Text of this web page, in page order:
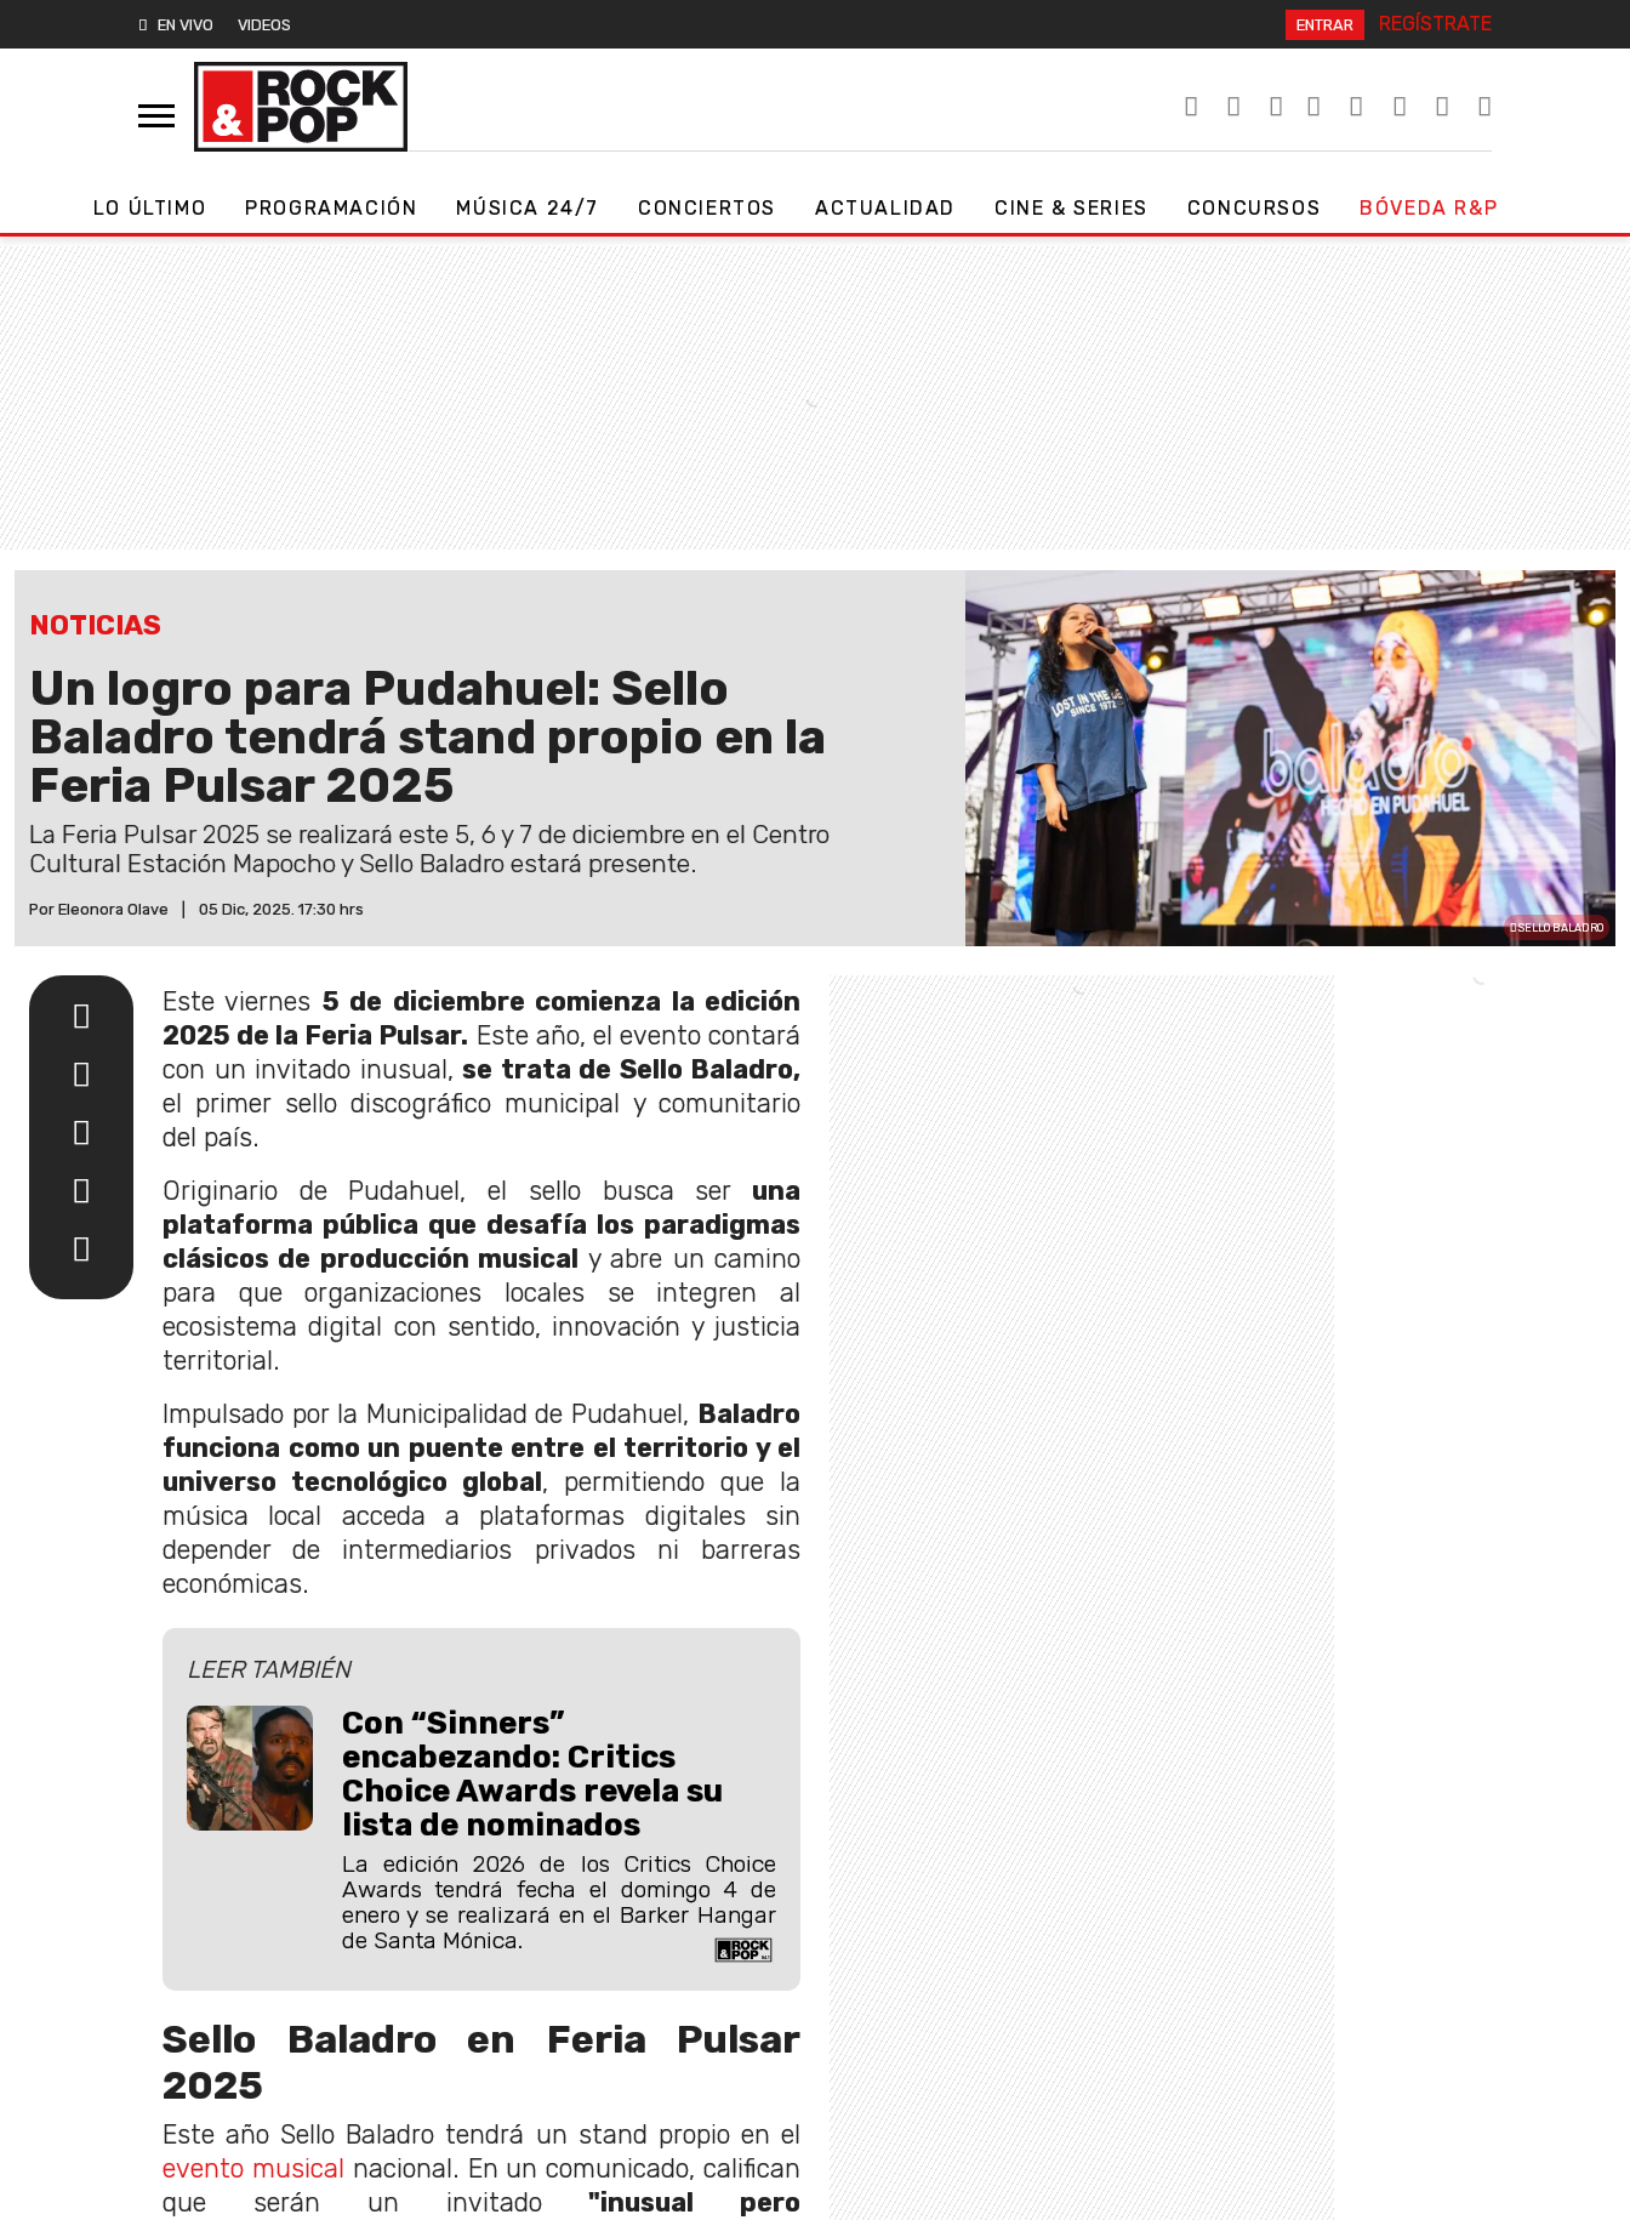
EN VIVO VIDEOS ENTRAR REGÍSTRATE
LO ÚLTIMO PROGRAMACIÓN MÚSICA 24/7 CONCIERTOS ACTUALIDAD CINE & SERIES CONCURSOS BÓVEDA R&P
NOTICIAS
Un logro para Pudahuel: Sello
Baladro tendrá stand propio en la
Feria Pulsar 2025
La Feria Pulsar 2025 se realizará este 5, 6 y 7 de diciembre en el Centro
Cultural Estación Mapocho y Sello Baladro estará presente.
Por Eleonora Olave 05 Dic, 2025. 17:30 hrs
SELLO BALADRO
Este viernes 5 de diciembre comienza la edición
2025 de la Feria Pulsar. Este año, el evento contará
con un invitado inusual, se trata de Sello Baladro,
el primer sello discográfico municipal y comunitario
del país.
Originario de Pudahuel, el sello busca ser una
plataforma pública que desafía los paradigmas
clásicos de producción musical y abre un camino
para que organizaciones locales se integren al
ecosistema digital con sentido, innovación y justicia
territorial.
Impulsado por la Municipalidad de Pudahuel, Baladro
funciona como un puente entre el territorio y el
universo tecnológico global, permitiendo que la
música local acceda a plataformas digitales sin
depender de intermediarios privados ni barreras
económicas.
LEER TAMBIÉN
Con “Sinners”
encabezando: Critics
Choice Awards revela su
lista de nominados
La edición 2026 de los Critics Choice
Awards tendrá fecha el domingo 4 de
enero y se realizará en el Barker Hangar
de Santa Mónica.
Sello Baladro en Feria Pulsar
2025
Este año Sello Baladro tendrá un stand propio en el
evento musical nacional. En un comunicado, califican
que serán un invitado "inusual pero